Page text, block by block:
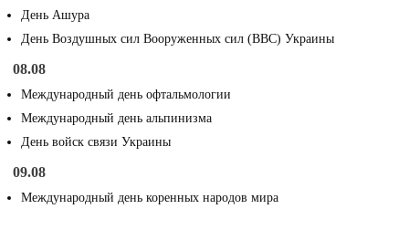
День Ашура
День Воздушных сил Вооруженных сил (ВВС) Украины
08.08
Международный день офтальмологии
Международный день альпинизма
День войск связи Украины
09.08
Международный день коренных народов мира